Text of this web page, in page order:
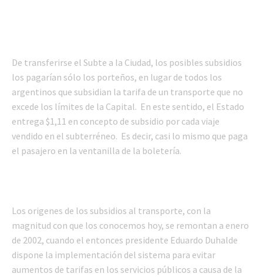
De transferirse el Subte a la Ciudad, los posibles subsidios
los pagarían sólo los porteños, en lugar de todos los
argentinos que subsidian la tarifa de un transporte que no
excede los límites de la Capital. En este sentido, el Estado
entrega $1,11 en concepto de subsidio por cada viaje
vendido en el subterréneo. Es decir, casi lo mismo que paga
el pasajero en la ventanilla de la boletería.
Los origenes de los subsidios al transporte, con la
magnitud con que los conocemos hoy, se remontan a enero
de 2002, cuando el entonces presidente Eduardo Duhalde
dispone la implementación del sistema para evitar
aumentos de tarifas en los servicios públicos a causa de la